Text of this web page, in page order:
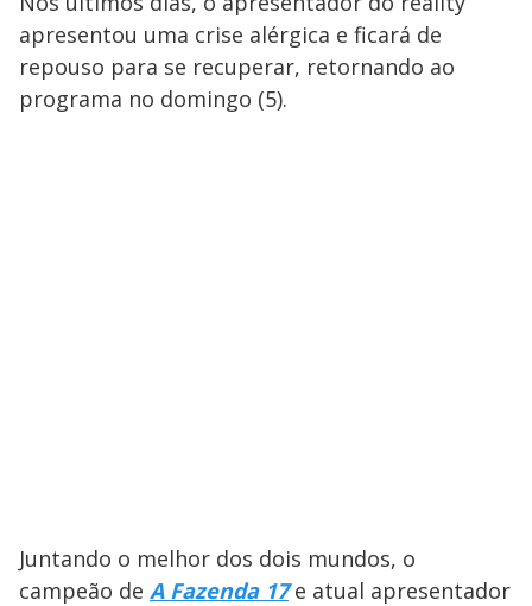
apresentou uma crise alérgica e ficará de
repouso para se recuperar, retornando ao
programa no domingo (5).
Juntando o melhor dos dois mundos, o
campeão de A Fazenda 17e atual apresentador